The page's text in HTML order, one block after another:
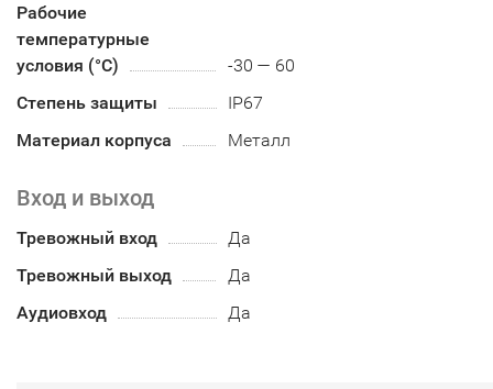
Рабочие
температурные
условия (°С)
-30 — 60
Степень защиты
IP67
Материал корпуса
Металл
Вход и выход
Тревожный вход
Да
Тревожный выход
Да
Аудиовход
Да